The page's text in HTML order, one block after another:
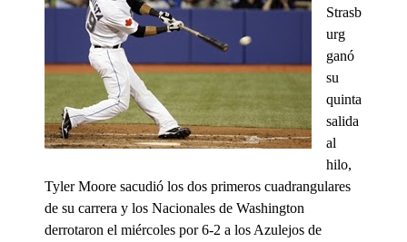
Strasb
urg
ganó
su
quinta
salida
al
hilo,
Tyler Moore sacudió los dos primeros cuadrangulares
de su carrera y los Nacionales de Washington
derrotaron el miércoles por 6-2 a los Azulejos de